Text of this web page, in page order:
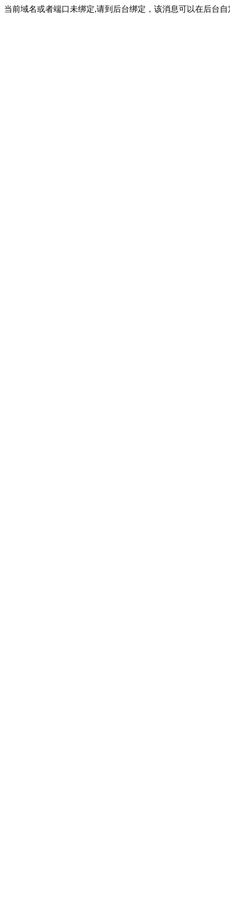
当前域名或者端口未绑定,请到后台绑定，该消息可以在后台自